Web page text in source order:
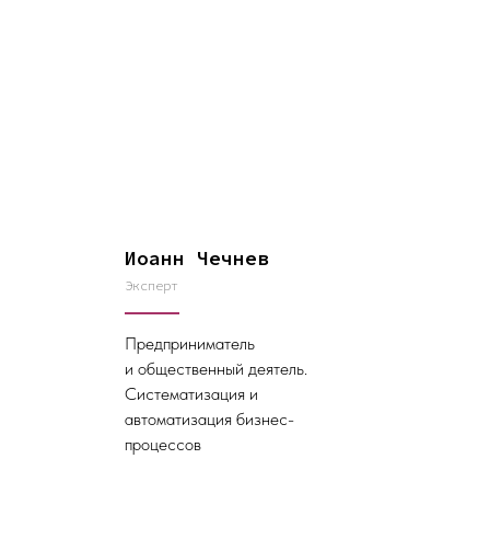
Иоанн Чечнев
Эксперт
Предприниматель
и общественный деятель.
Систематизация и
автоматизация бизнес-
процессов